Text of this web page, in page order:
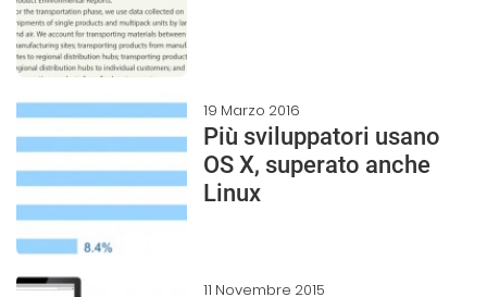
19 Marzo 2016
Più sviluppatori usano
OS X, superato anche
Linux
11 Novembre 2015